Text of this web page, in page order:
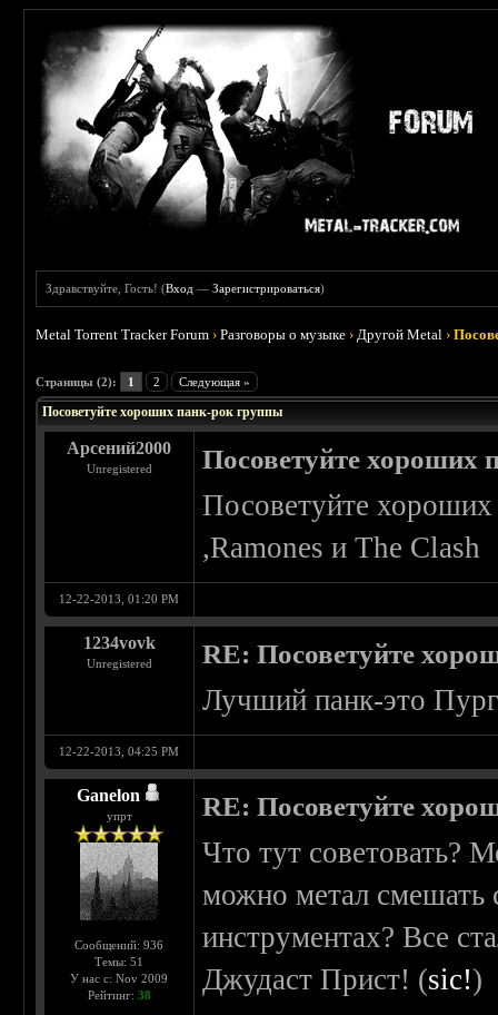
Здравствуйте, Гость! (Вход —Зарегистрироваться)
Metal Torrent Tracker Forum ›Разговоры о музыке ›Другой Metal ›
Страницы (2): 1 2 Следующая »
Посоветуйте хороших панк-рок группы
Арсений2000
Unregistered Посоветуйте хороших
Посоветуйте
,Ramones и The Clash
12-22-2013, 01:20 PM
1234vovk
Unregistered RE: Посоветуйте
Лучший панк-это
12-22-2013, 04:25 PM
Ganelon
упрт
Сообщений: 936
Темы: 51
У нас с: Nov 2009
Рейтинг: 38
RE: Посоветуйте
Что тут советовать?
можно метал смешать
инструментах? Все
Джудаст Прист! (sic!)